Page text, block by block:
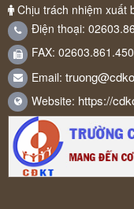
Chịu trách nhiệm xuất
Điện thoại:
FAX: 02603.861.450
Email:
Website: https://